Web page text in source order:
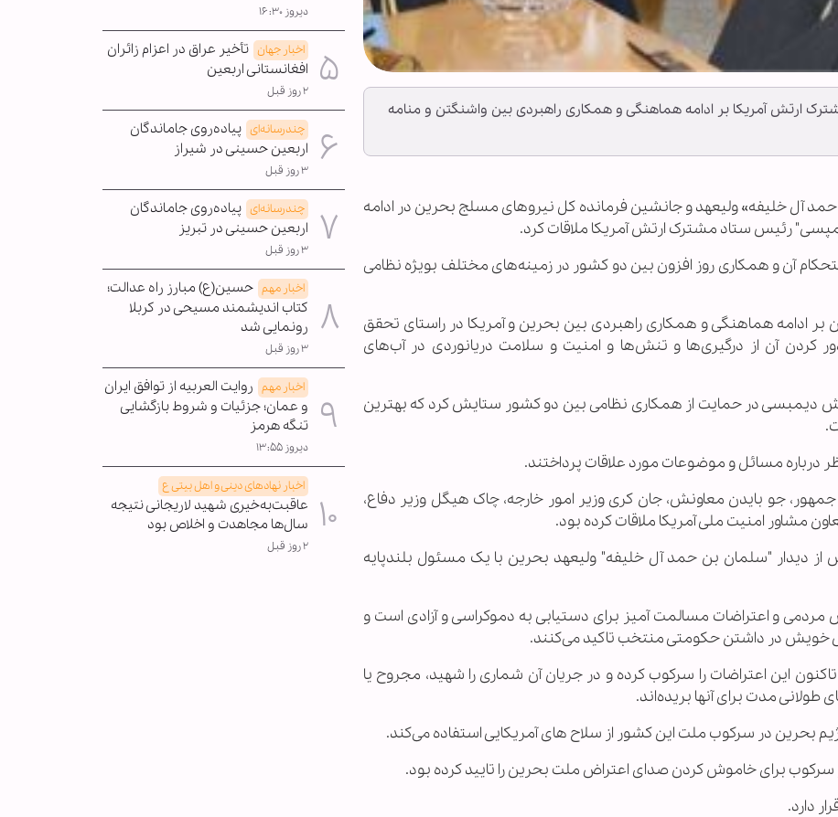
ارتش آمریکا بر ادامه هماهنگی و همکاری راهبردی بین واشنگتن و منامه
حمد آل خلیفه» ولیعهد و جانشین فرمانده کل نیروهای مسلج بحرین در ادامه
رئیس ستاد مشترک ارتش آمریکا ملاقات کرد.
آن و همکاری روز افزون بین دو کشور در زمینه‌های مختلف بویژه نظامی
ادامه هماهنگی و همکاری راهبردی بین بحرین و آمریکا در راستای تحقق
کردن آن از درگیری‌ها و تنش‌ها و امنیت و سلامت دریانوردی در آب‌های
دیمبسی در حمایت از همکاری نظامی بین دو کشور ستایش کرد که بهترین
درباره مسائل و موضوعات مورد علاقات پرداختند.
جمهور، جو بایدن معاونش، جان کری وزیر امور خارجه، چاک هیگل وزیر دفاع،
مشاور امنیت ملی آمریکا ملاقات کرده بود.
از دیدار "سلمان بن حمد آل خلیفه" ولیعهد بحرین با یک مسئول بلندپایه
میلادی شاهد جنبش مردمی و اعتراضات مسالمت آمیز برای دستیابی به دموکراسی و آزادی است و
خویش در داشتن حکومتی منتخب تاکید می‌کنند.
این اعتراضات را سرکوب کرده و در جریان آن شماری را شهید، مجروح یا
طولانی مدت برای آنها بریده‌اند.
بحرین در سرکوب ملت این کشور از سلاح های آمریکایی استفاده می‌کند.
سرکوب برای خاموش کردن صدای اعتراض ملت بحرین را تایید کرده بود.
دارد.
دیروز ۱۶:۳۰
اخبار جهان تأخیر عراق در اعزام زائران
افغانستانی اربعین
۲ روز قبل
چندرسانه‌ای پیاده‌روی جاماندگان
اربعین حسینی در شیراز
۳ روز قبل
چندرسانه‌ای پیاده‌روی جاماندگان
اربعین حسینی در تبریز
۳ روز قبل
اخبار مهم حسین(ع) مبارز راه عدالت؛
کتاب اندیشمند مسیحی در کربلا
رونمایی شد
۳ روز قبل
اخبار مهم روایت العربیه از توافق ایران
و عمان؛ جزئیات و شروط بازگشایی
تنگه هرمز
دیروز ۱۳:۵۵
اخبار نهادهای دینی و اهل بیتی ع
عاقبت‌به‌خیری شهید لاریجانی نتیجه
سال‌ها مجاهدت و اخلاص بود
۲ روز قبل